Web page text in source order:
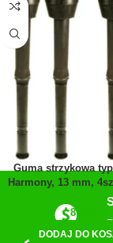
Guma strzykowa
Harmony, 13 mm,
89,99
DODAJ DO